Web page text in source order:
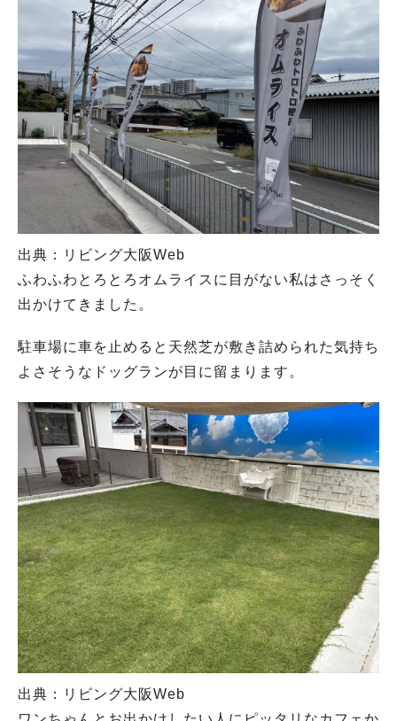
出典：リビング大阪Web
ふわふわとろとろオムライスに目がない私はさっそく
出かけてきました。
駐車場に車を止めると天然芝が敷き詰められた気持ち
よさそうなドッグランが目に留まります。
出典：リビング大阪Web